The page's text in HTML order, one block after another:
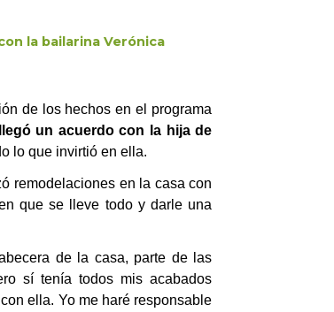
la bailarina Verónica
de los hechos en el programa
un acuerdo con la hija de
lo que invirtió en ella.
remodelaciones en la casa con
que se lleve todo y darle una
de la casa, parte de las
sí tenía todos mis acabados
ella. Yo me haré responsable